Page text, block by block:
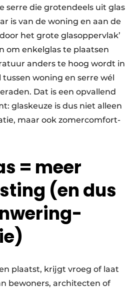
serre die grotendeels uit glas
is van de woning en aan de
het grote glasoppervlak’
om enkelglas te plaatsen
anders te hoog wordt in
woning en serre wél
Dat is een opvallend
glaskeuze is dus niet alleen
maar ook zomercomfort-
= meer
(en dus
plaatst, krijgt vroeg of laat
bewoners, architecten of